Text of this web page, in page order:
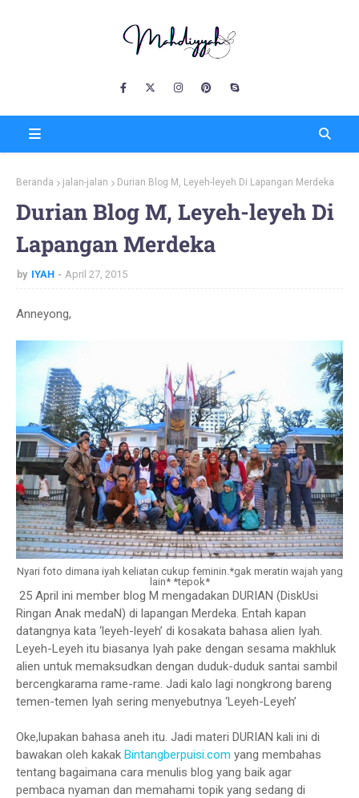
Beranda jalan-jalan Durian Blog M, Leyeh-leyeh Di Lapangan Merdeka
Durian Blog M, Leyeh-leyeh Di
Lapangan Merdeka
by IYAH April 27, 2015
Anneyong,
Nyari foto dimana iyah keliatan cukup feminin.*gak meratin wajah yang
lain* *tepok*
25 April ini member blog M mengadakan DURIAN (DiskUsi
Ringan Anak medaN) di lapangan Merdeka. Entah kapan
datangnya kata ‘leyeh-leyeh’ di kosakata bahasa alien Iyah.
Leyeh-Leyeh itu biasanya Iyah pake dengan sesama makhluk
alien untuk memaksudkan dengan duduk-duduk santai sambil
bercengkarama rame-rame. Jadi kalo lagi nongkrong bareng
temen-temen Iyah sering menyebutnya ‘Leyeh-Leyeh’
Oke,lupakan bahasa aneh itu. Jadi materi DURIAN kali ini di
bawakan oleh kakak Bintangberpuisi.com yang membahas
tentang bagaimana cara menulis blog yang baik agar
pembaca nyaman dan memahami topik yang sedang di